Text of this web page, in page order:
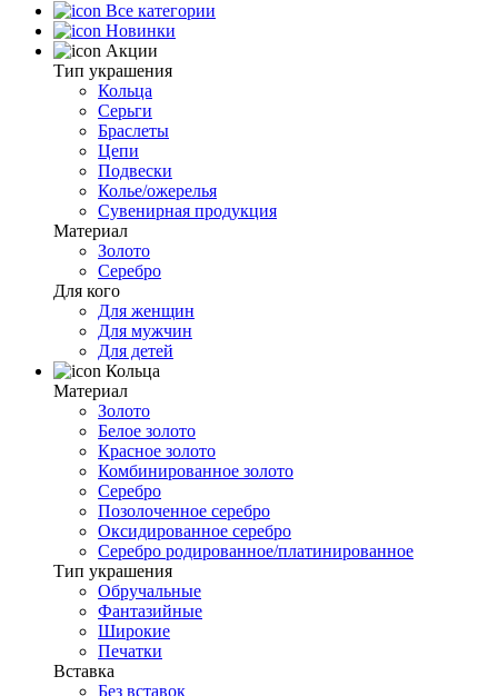
Все категории
Новинки
Акции
Тип украшения
Кольца
Серьги
Браслеты
Цепи
Подвески
Колье/ожерелья
Сувенирная продукция
Материал
Золото
Серебро
Для кого
Для женщин
Для мужчин
Для детей
Кольца
Материал
Золото
Белое золото
Красное золото
Комбинированное золото
Серебро
Позолоченное серебро
Оксидированное серебро
Серебро родированное/платинированное
Тип украшения
Обручальные
Фантазийные
Широкие
Печатки
Вставка
Без вставок